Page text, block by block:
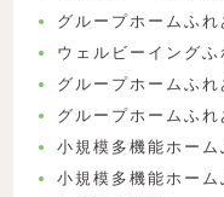
グループホームふ
ウェルビーイング
グループホームふれ
グループホームふ
小規模多機能ホーム
小規模多機能ホー